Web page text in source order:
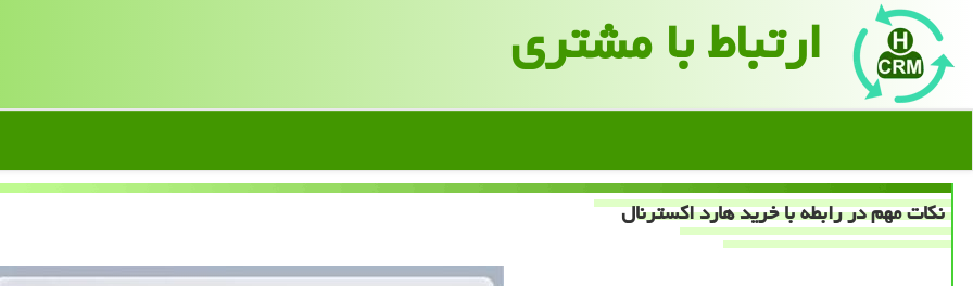
ارتباط با مشتری
نكات مهم در رابطه با خرید هارد اكسترنال